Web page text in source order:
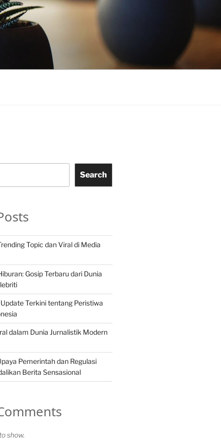
Search
Topic dan Viral di Media
Gosip Terbaru dari Dunia
Terkini tentang Peristiwa
dalam Dunia Jurnalistik Modern
Pemerintah dan Regulasi
Berita Sensasional
show.